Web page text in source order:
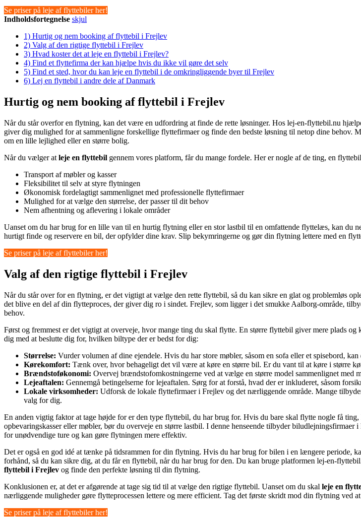
Se priser på leje af flyttebiler her!
Indholdsfortegnelse skjul
1) Hurtig og nem booking af flyttebil i Frejlev
2) Valg af den rigtige flyttebil i Frejlev
3) Hvad koster det at leje en flyttebil i Frejlev?
4) Find et flyttefirma der kan hjælpe hvis du ikke vil gøre det selv
5) Find et sted, hvor du kan leje en flyttebil i de omkringliggende byer til Frejlev
6) Lej en flyttebil i andre dele af Danmark
Hurtig og nem booking af flyttebil i Frejlev
Når du står overfor en flytning, kan det være en udfordring at finde de rette løsninger. Hos lej-en-flyttebil.nu
giver dig mulighed for at sammenligne forskellige flyttefirmaer og finde den bedste løsning til netop dine behov.
om en lille lejlighed eller en større bolig.
Når du vælger at leje en flyttebil gennem vores platform, får du mange fordele. Her er nogle af de ting, en
Transport af møbler og kasser
Fleksibilitet til selv at styre flytningen
Økonomisk fordelagtigt sammenlignet med professionelle flyttefirmaer
Mulighed for at vælge den størrelse, der passer til dit behov
Nem afhentning og aflevering i lokale områder
Uanset om du har brug for en lille van til en hurtig flytning eller en stor lastbil til en omfattende flyttelæs, kan du
hurtigt finde og reservere en bil, der opfylder dine krav. Slip bekymringerne og gør din flytning lettere med en
Se priser på leje af flyttebiler her!
Valg af den rigtige flyttebil i Frejlev
Når du står over for en flytning, er det vigtigt at vælge den rette flyttebil, så du kan sikre en glat og problemløs
det blive en del af din flytteproces, der giver dig ro i sindet. Frejlev, som ligger i det smukke Aalborg-område,
behov.
Først og fremmest er det vigtigt at overveje, hvor mange ting du skal flytte. En større flyttebil giver mere plads
dig med at beslutte dig for, hvilken biltype der er bedst for dig:
Størrelse: Vurder volumen af dine ejendele. Hvis du har store møbler, såsom en sofa eller et spisebord,
Kørekomfort: Tænk over, hvor behageligt det vil være at køre en større bil. Er du vant til at køre i større
Brændstoføkonomi: Overvej brændstofomkostningerne ved at vælge en større model sammenlignet
Lejeaftalen: Gennemgå betingelserne for lejeaftalen. Sørg for at forstå, hvad der er inkluderet, såsom
Lokale virksomheder: Udforsk de lokale flyttefirmaer i Frejlev og det nærliggende område. Mange
valg for dig.
En anden vigtig faktor at tage højde for er den type flyttebil, du har brug for. Hvis du bare skal flytte nogle få
opbevaringskasser eller møbler, bør du overveje en større lastbil. I denne henseende tilbyder
for unødvendige ture og kan gøre flytningen mere effektiv.
Det er også en god idé at tænke på tidsrammen for din flytning. Hvis du har brug for bilen i en længere periode,
forhånd, så du kan sikre dig, at du får en flyttebil, når du har brug for den. Du kan bruge platformen lej-en-
flyttebil i Frejlev og finde den perfekte løsning til din flytning.
Konklusionen er, at det er afgørende at tage sig tid til at vælge den rigtige flyttebil. Uanset om du skal leje en
nærliggende muligheder gøre flytteprocessen lettere og mere efficient. Tag det første skridt mod din flytning ved
Se priser på leje af flyttebiler her!